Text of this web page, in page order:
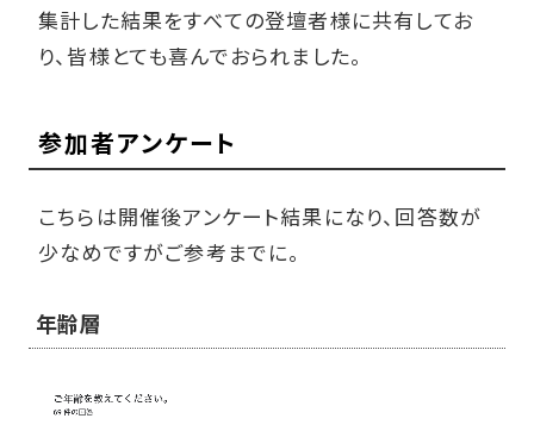
集計した結果をすべての登壇者様に共有してお
り、皆様とても喜んでおられました。
参加者アンケート
こちらは開催後アンケート結果になり、回答数が
少なめですがご参考までに。
年齢層